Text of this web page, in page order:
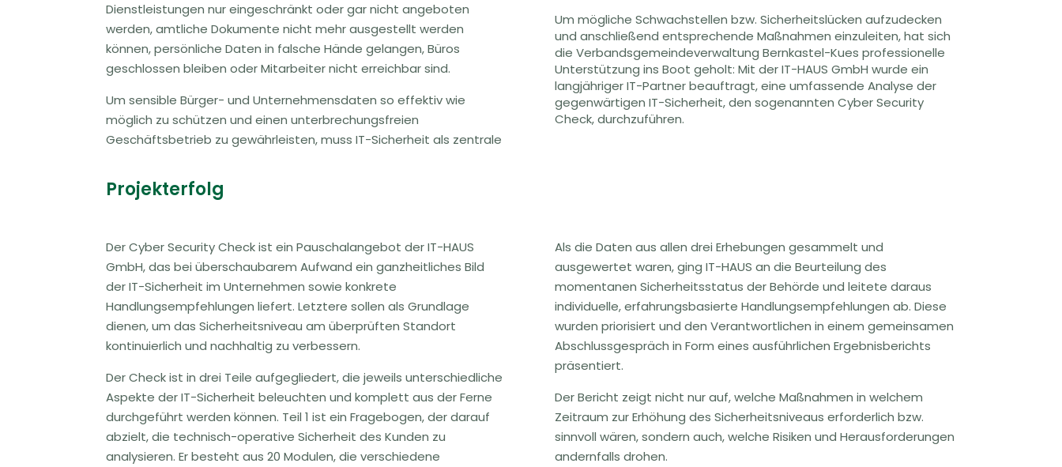
Dienstleistungen nur eingeschränkt oder gar nicht angeboten
werden, amtliche Dokumente nicht mehr ausgestellt werden
können, persönliche Daten in falsche Hände gelangen, Büros
geschlossen bleiben oder Mitarbeiter nicht erreichbar sind.
Um sensible Bürger- und Unternehmensdaten so effektiv wie
möglich zu schützen und einen unterbrechungsfreien
Geschäftsbetrieb zu gewährleisten, muss IT-Sicherheit als zentrale
Um mögliche Schwachstellen bzw. Sicherheitslücken aufzudecken
und anschließend entsprechende Maßnahmen einzuleiten, hat sich
die Verbandsgemeindeverwaltung Bernkastel-Kues professionelle
Unterstützung ins Boot geholt: Mit der IT-HAUS GmbH wurde ein
langjähriger IT-Partner beauftragt, eine umfassende Analyse der
gegenwärtigen IT-Sicherheit, den sogenannten Cyber Security
Check, durchzuführen.
Projekterfolg
Der Cyber Security Check ist ein Pauschalangebot der IT-HAUS
GmbH, das bei überschaubarem Aufwand ein ganzheitliches Bild
der IT-Sicherheit im Unternehmen sowie konkrete
Handlungsempfehlungen liefert. Letztere sollen als Grundlage
dienen, um das Sicherheitsniveau am überprüften Standort
kontinuierlich und nachhaltig zu verbessern.
Der Check ist in drei Teile aufgegliedert, die jeweils unterschiedliche
Aspekte der IT-Sicherheit beleuchten und komplett aus der Ferne
durchgeführt werden können. Teil 1 ist ein Fragebogen, der darauf
abzielt, die technisch-operative Sicherheit des Kunden zu
analysieren. Er besteht aus 20 Modulen, die verschiedene
Als die Daten aus allen drei Erhebungen gesammelt und
ausgewertet waren, ging IT-HAUS an die Beurteilung des
momentanen Sicherheitsstatus der Behörde und leitete daraus
individuelle, erfahrungsbasierte Handlungsempfehlungen ab. Diese
wurden priorisiert und den Verantwortlichen in einem gemeinsamen
Abschlussgespräch in Form eines ausführlichen Ergebnisberichts
präsentiert.
Der Bericht zeigt nicht nur auf, welche Maßnahmen in welchem
Zeitraum zur Erhöhung des Sicherheitsniveaus erforderlich bzw.
sinnvoll wären, sondern auch, welche Risiken und Herausforderungen
andernfalls drohen.